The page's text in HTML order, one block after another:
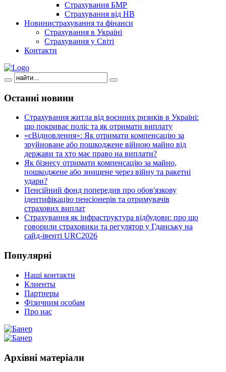
Страхування БМР
Страхування від НВ
Новинистрахування та фінанси
Страхування в Україні
Страхування у Світі
Контакти
Останні новини
Страхування житла від воєнних ризиків в Україні:
що покриває поліс та як отримати виплату
«єВідновлення»: Як отримати компенсацію за
зруйноване або пошкоджене війною майно від
держави та хто має право на виплати?
Як бізнесу отримати компенсацію за майно,
пошкоджене або знищене через війну та ракетні
удари?
Пенсійний фонд попередив про обов'язкову
ідентифікацію пенсіонерів та отримувачів
страхових виплат
Страхування як інфраструктура відбудови: про що
говорили страховики та регулятор у Гданську на
сайд-івенті URC2026
Популярні
Наші контакти
Клиенты
Партнеры
Фізичним особам
Про нас
Архівні матеріали